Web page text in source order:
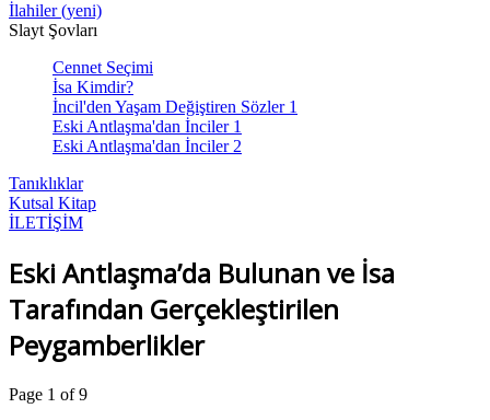
İlahiler (yeni)
Slayt Şovları
Cennet Seçimi
İsa Kimdir?
İncil'den Yaşam Değiştiren Sözler 1
Eski Antlaşma'dan İnciler 1
Eski Antlaşma'dan İnciler 2
Tanıklıklar
Kutsal Kitap
İLETİŞİM
Eski Antlaşma’da Bulunan ve İsa
Tarafından Gerçekleştirilen
Peygamberlikler
Page 1 of 9